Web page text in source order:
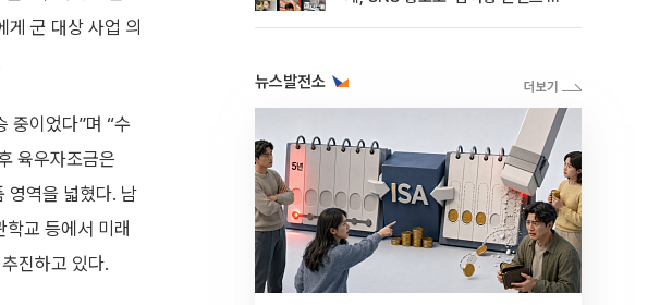
군 대상 사업 의
중이었다”며 “수
육우자조금은
영역을 넓혔다. 남
교 등에서 미래
진하고 있다.
뉴스발전소